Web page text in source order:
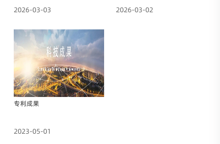
2026-03-03 2026-03-02
专利成果
2023-05-01